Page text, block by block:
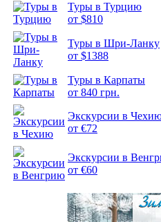
Туры в Турцию
от $810
Туры в Шри-Ланку
от $1388
Туры в Карпаты
от 840 грн.
Экскурсии в
от €72
Экскурсии в
от €60